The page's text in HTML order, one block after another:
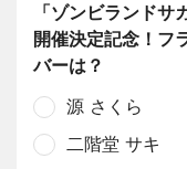
「ゾンビランド
開催決定記念！フ
バーは？
源 さくら
二階堂 サキ